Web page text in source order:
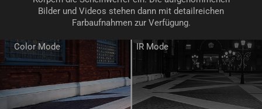
Bilder und Videos stehen dann mit detailreichen
Farbaufnahmen zur Verfügung.
Color Mode IR Mode